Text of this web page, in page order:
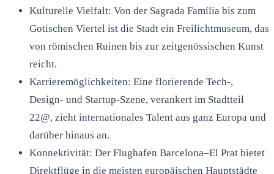
Kulturelle Vielfalt: Von der Sagrada Família bis zum
Gotischen Viertel ist die Stadt ein Freilichtmuseum, das
von römischen Ruinen bis zur zeitgenössischen Kunst
reicht.
Karrieremöglichkeiten: Eine florierende Tech-,
Design- und Startup-Szene, verankert im Stadtteil
22@, zieht internationales Talent aus ganz Europa und
darüber hinaus an.
Konnektivität: Der Flughafen Barcelona–El Prat bietet
Direktflüge in die meisten europäischen Hauptstädte